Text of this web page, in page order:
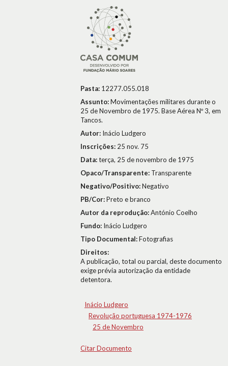
Pasta: 12277.055.018
Assunto:Movimentações militares durante o
25 de Novembro de 1975. Base Aérea Nº 3, em
Tancos.
Autor: Inácio Ludgero
Inscrições: 25 nov. 75
Data:terça, 25 de novembro de 1975
Opaco/Transparente: Transparente
Negativo/Positivo:Negativo
PB/Cor:Preto e branco
Autor da reprodução:António Coelho
Fundo: Inácio Ludgero
Tipo Documental:Fotografias
Direitos:
A publicação, total ou parcial, deste documento
exige prévia autorização da entidade
detentora.
Inácio Ludgero
Revolução portuguesa 1974-1976
25 de Novembro
Citar Documento